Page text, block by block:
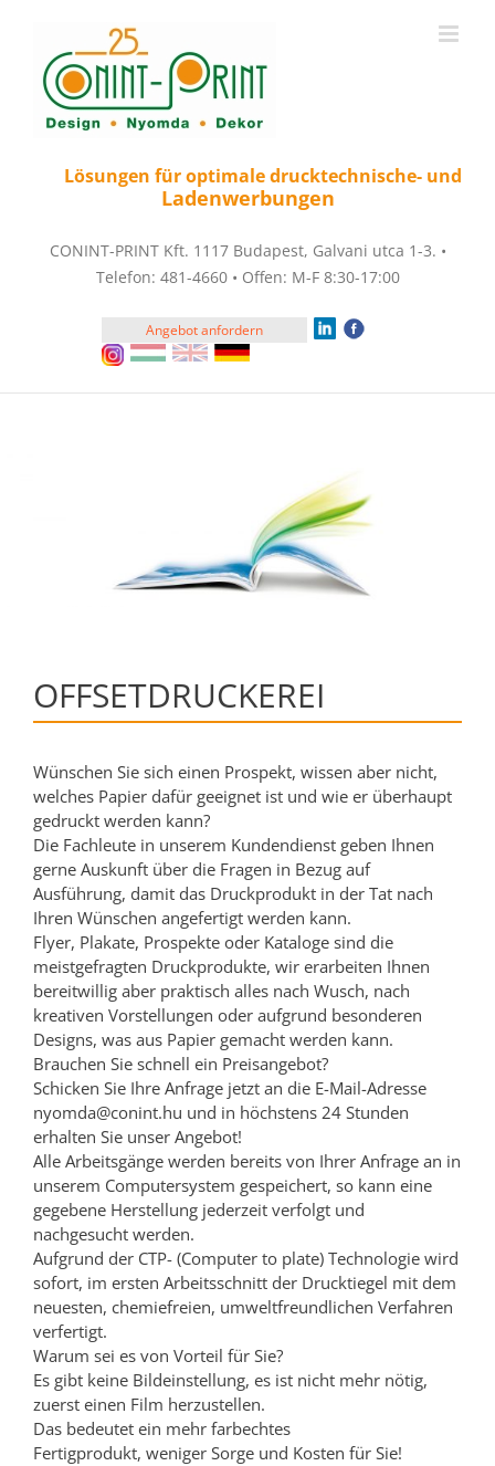
springen
Lösungen für optimale drucktechnische- und
Ladenwerbungen
CONINT-PRINT Kft. 1117 Budapest, Galvani utca 1-3. •
Telefon: 481-4660 • Offen: M-F 8:30-17:00
Angebot anfordern
OFFSETDRUCKEREI
Wünschen Sie sich einen Prospekt, wissen aber nicht,
welches Papier dafür geeignet ist und wie er überhaupt
gedruckt werden kann?
Die Fachleute in unserem Kundendienst geben Ihnen
gerne Auskunft über die Fragen in Bezug auf
Ausführung, damit das Druckprodukt in der Tat nach
Ihren Wünschen angefertigt werden kann.
Flyer, Plakate, Prospekte oder Kataloge sind die
meistgefragten Druckprodukte, wir erarbeiten Ihnen
bereitwillig aber praktisch alles nach Wusch, nach
kreativen Vorstellungen oder aufgrund besonderen
Designs, was aus Papier gemacht werden kann.
Brauchen Sie schnell ein Preisangebot?
Schicken Sie Ihre Anfrage jetzt an die E-Mail-Adresse
nyomda@conint.hu und in höchstens 24 Stunden
erhalten Sie unser Angebot!
Alle Arbeitsgänge werden bereits von Ihrer Anfrage an in
unserem Computersystem gespeichert, so kann eine
gegebene Herstellung jederzeit verfolgt und
nachgesucht werden.
Aufgrund der CTP- (Computer to plate) Technologie wird
sofort, im ersten Arbeitsschnitt der Drucktiegel mit dem
neuesten, chemiefreien, umweltfreundlichen Verfahren
verfertigt.
Warum sei es von Vorteil für Sie?
Es gibt keine Bildeinstellung, es ist nicht mehr nötig,
zuerst einen Film herzustellen.
Das bedeutet ein mehr farbechtes
Fertigprodukt, weniger Sorge und Kosten für Sie!